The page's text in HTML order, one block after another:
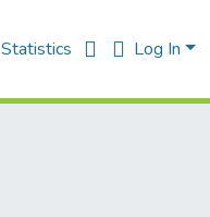
Statistics Log In